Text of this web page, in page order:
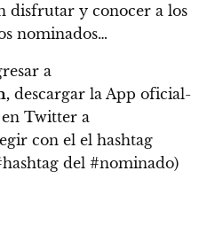
disfrutar y conocer a los
nominados…
a
descargar la App oficial-
Twitter a
con el el hashtag
del #nominado)